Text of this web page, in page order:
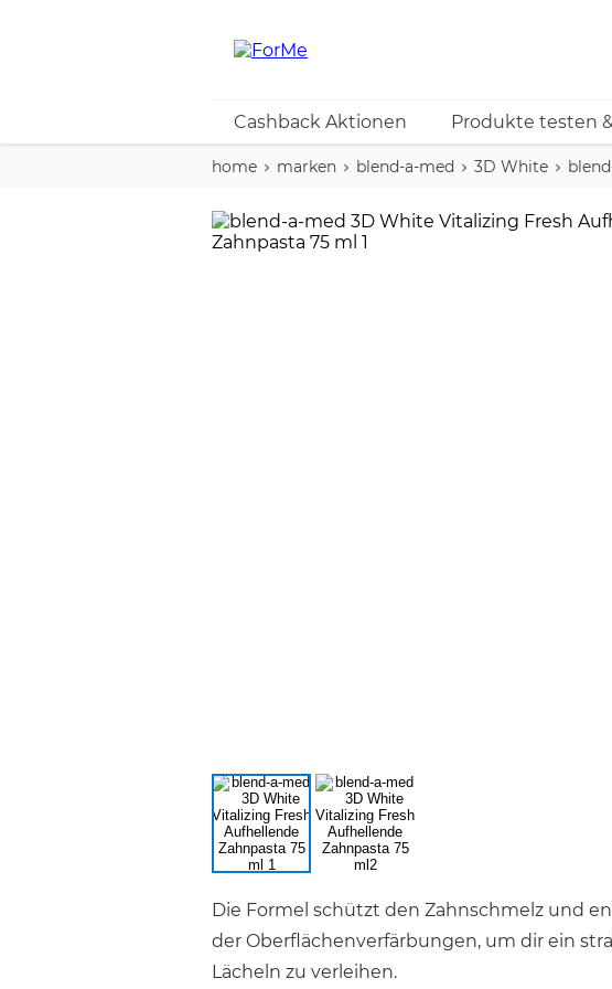
Cashback Aktionen Produkte testen
home marken blend-a-med 3D White
Die Formel schützt den Zahnschmelz und
der Oberflächenverfärbungen, um dir ein
Lächeln zu verleihen.